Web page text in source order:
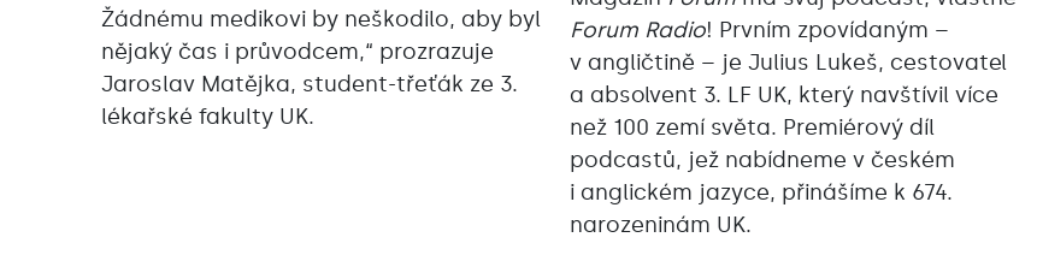
Žádnému medikovi by neškodilo, aby byl
nějaký čas i průvodcem,“ prozrazuje
Jaroslav Matějka, student-třeťák ze 3.
lékařské fakulty UK.
Forum Radio! Prvním zpovídaným –
v angličtině – je Julius Lukeš, cestovatel
a absolvent 3. LF UK, který navštívil více
než 100 zemí světa. Premiérový díl
podcastů, jež nabídneme v českém
i anglickém jazyce, přinášíme k 674.
narozeninám UK.